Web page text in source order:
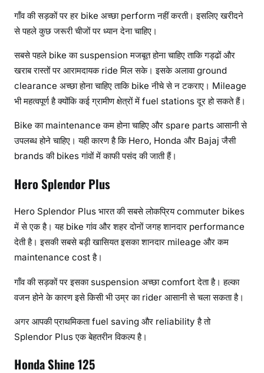
गाँव की सड़कों पर हर bike अच्छा perform नहीं करती। इसलिए खरीदने
से पहले कुछ जरूरी चीजों पर ध्यान देना चाहिए।
सबसे पहले bike का suspension मजबूत होना चाहिए ताकि गड्ढों और
खराब रास्तों पर आरामदायक ride मिल सके। इसके अलावा ground
clearance अच्छा होना चाहिए ताकि bike नीचे से न टकराए। Mileage
भी महत्वपूर्ण है क्योंकि कई ग्रामीण क्षेत्रों में fuel stations दूर हो सकते हैं।
Bike का maintenance कम होना चाहिए और spare parts आसानी से
उपलब्ध होने चाहिए। यही कारण है कि Hero, Honda और Bajaj जैसी
brands की bikes गांवों में काफी पसंद की जाती हैं।
Hero Splendor Plus
Hero Splendor Plus भारत की सबसे लोकप्रिय commuter bikes
में से एक है। यह bike गांव और शहर दोनों जगह शानदार performance
देती है। इसकी सबसे बड़ी खासियत इसका शानदार mileage और कम
maintenance cost है।
गाँव की सड़कों पर इसका suspension अच्छा comfort देता है। हल्का
वजन होने के कारण इसे किसी भी उम्र का rider आसानी से चला सकता है।
अगर आपकी प्राथमिकता fuel saving और reliability है तो
Splendor Plus एक बेहतरीन विकल्प है।
Honda Shine 125